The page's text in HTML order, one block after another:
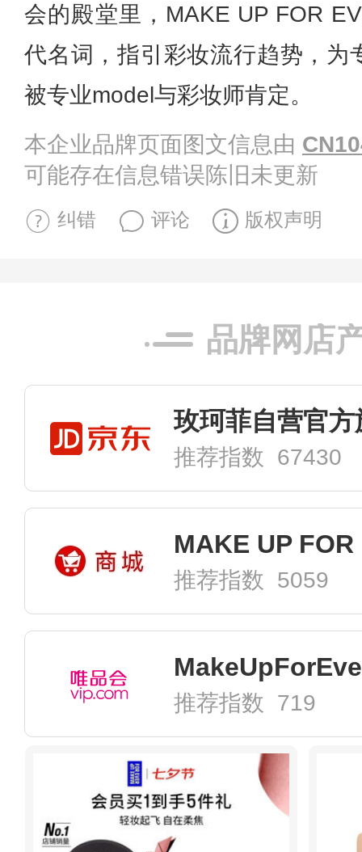
会的殿堂里，MAKE UP FOR
代名词，指引彩妆流行趋势，为
被专业model与彩妆师肯定。
本企业品牌页面图文信息由
可能存在信息错误陈旧未更新
纠错 评论 版权声明
品牌网店
玫珂菲自营官方
推荐指数 67430
推荐指数 5059
推荐指数 719